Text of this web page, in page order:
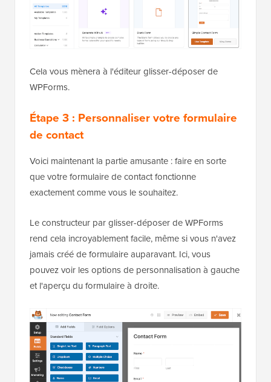
Cela vous mènera à l'éditeur glisser-déposer de
WPForms.
Étape 3 : Personnaliser votre formulaire
de contact
Voici maintenant la partie amusante : faire en sorte
que votre formulaire de contact fonctionne
exactement comme vous le souhaitez.
Le constructeur par glisser-déposer de WPForms
rend cela incroyablement facile, même si vous n'avez
jamais créé de formulaire auparavant. Ici, vous
pouvez voir les options de personnalisation à gauche
et l'aperçu du formulaire à droite.